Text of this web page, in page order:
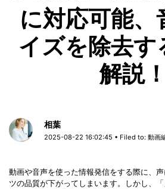
に対応可能、
イズを除去す
解説！
相葉
2025-08-22 16:02:45 • Filed to:動画
動画や音声を使った情報発信をする際に、
ツの品質が下がってしまいます。しかし、